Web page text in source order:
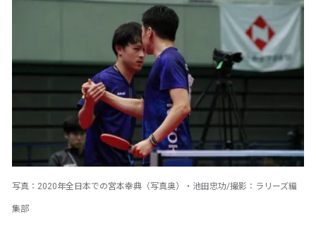
写真：2020年全日本での宮本幸典（写真奥）・池田忠功/撮影：ラリーズ編
集部